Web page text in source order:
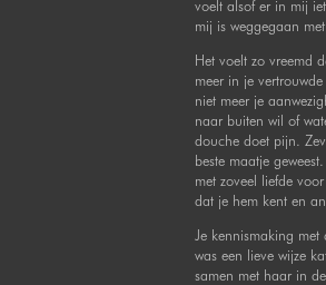
voelt alsof er in mij
mij is weggegaan met
Het voelt zo vreemd
meer in je
niet meer je
naar buiten wil of
douche doet pijn.
beste maatje
met zoveel liefde
dat je hem kent en
Je kennismaking
was een lieve wijze
samen met haar in